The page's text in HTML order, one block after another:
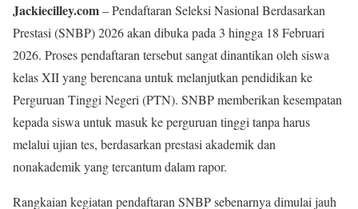
Jackiecilley.com– Pendaftaran Seleksi Nasional Berdasarkan
Prestasi (SNBP) 2026 akan dibuka pada 3 hingga 18 Februari
2026. Proses pendaftaran tersebut sangat dinantikan oleh siswa
kelas XII yang berencana untuk melanjutkan pendidikan ke
Perguruan Tinggi Negeri (PTN). SNBP memberikan kesempatan
kepada siswa untuk masuk ke perguruan tinggi tanpa harus
melalui ujian tes, berdasarkan prestasi akademik dan
nonakademik yang tercantum dalam rapor.
Rangkaian kegiatan pendaftaran SNBP sebenarnya dimulai jauh